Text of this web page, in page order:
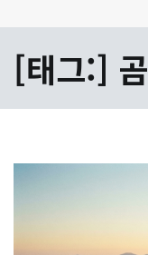
[태그:] 곰